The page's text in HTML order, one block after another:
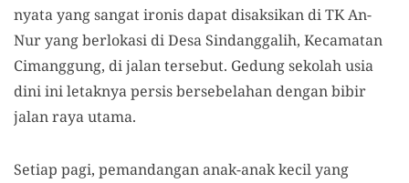
nyata yang sangat ironis dapat disaksikan di TK An-
Nur yang berlokasi di Desa Sindanggalih, Kecamatan
Cimanggung, di jalan tersebut. Gedung sekolah usia
dini ini letaknya persis bersebelahan dengan bibir
jalan raya utama.
Setiap pagi, pemandangan anak-anak kecil yang